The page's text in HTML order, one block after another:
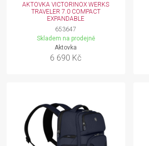
AKTOVKA VICTORINOX WERKS
TRAVELER 7.0 COMPACT
EXPANDABLE
653647
Skladem na prodejně
Aktovka
6 690 Kč